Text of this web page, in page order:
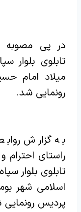
در پی مصوبه
تابلوی بلوار
میلاد امام
رونمایی شد.
به گزارش
راستای احترام
تابلوی بلوار
اسلامی شهر
پردیس